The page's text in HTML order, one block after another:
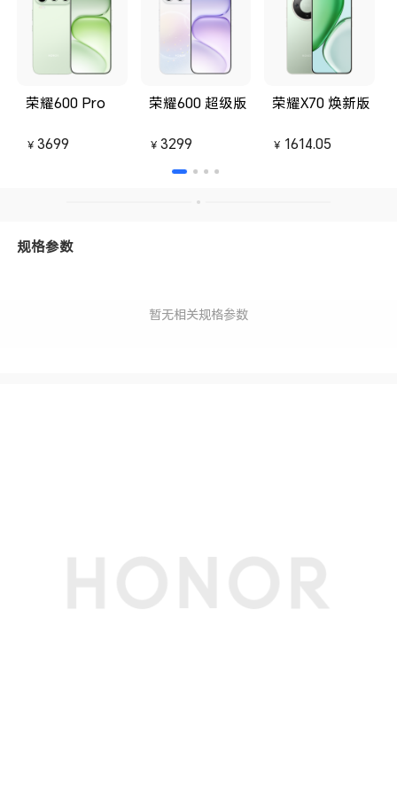
荣耀600 Pro
￥ 3699
荣耀600 超级版
￥ 3299
荣耀X70 焕新版
￥ 1614.05
规格参数
暂无相关规格参数